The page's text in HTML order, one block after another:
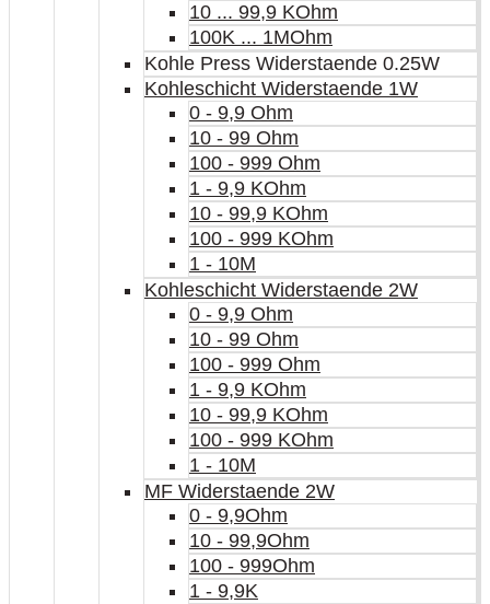
10 ... 99,9 KOhm
100K ... 1MOhm
Kohle Press Widerstaende 0.25W
Kohleschicht Widerstaende 1W
0 - 9,9 Ohm
10 - 99 Ohm
100 - 999 Ohm
1 - 9,9 KOhm
10 - 99,9 KOhm
100 - 999 KOhm
1 - 10M
Kohleschicht Widerstaende 2W
0 - 9,9 Ohm
10 - 99 Ohm
100 - 999 Ohm
1 - 9,9 KOhm
10 - 99,9 KOhm
100 - 999 KOhm
1 - 10M
MF Widerstaende 2W
0 - 9,9Ohm
10 - 99,9Ohm
100 - 999Ohm
1 - 9,9K